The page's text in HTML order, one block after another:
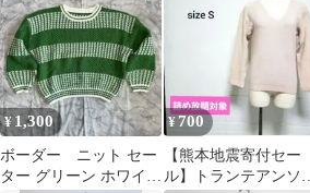
¥ 1,300
ボーダー ニット セー
ター グリーン ホワイト
¥700
【熊本地震寄付セー
ル】トランテアンソン